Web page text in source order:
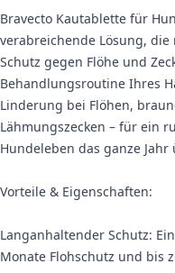
Bravecto Kautablette für
verabreichende Lösung,
Schutz gegen Flöhe und
Behandlungsroutine Ihres
Linderung bei Flöhen,
Lähmungszecken – für ein
Hundeleben das ganze Jahr
Vorteile & Eigenschaften:
Langanhaltender Schutz:
Monate Flohschutz und bis